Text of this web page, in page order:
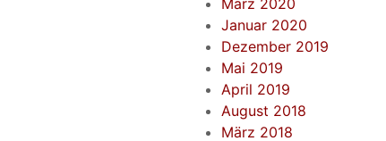
März 2020
Januar 2020
Dezember 2019
Mai 2019
April 2019
August 2018
März 2018